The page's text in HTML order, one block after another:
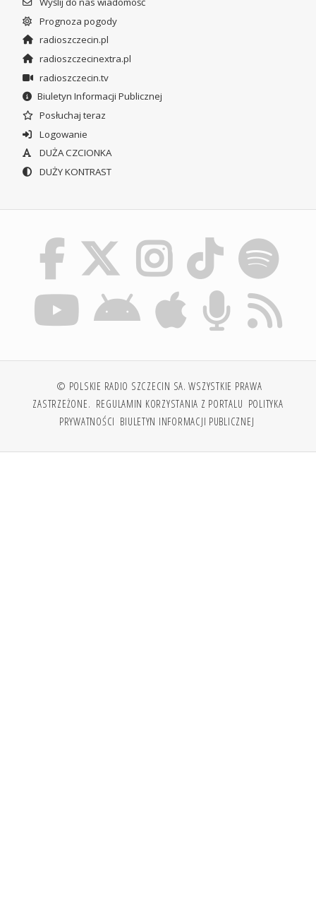
Prognoza pogody
radioszczecin.pl
radioszczecinextra.pl
radioszczecin.tv
Biuletyn Informacji Publicznej
Posłuchaj teraz
Logowanie
DUŻA CZCIONKA
DUŻY KONTRAST
© POLSKIE RADIO SZCZECIN SA. WSZYSTKIE PRAWA
ZASTRZEŻONE. REGULAMIN KORZYSTANIA Z PORTALU POLITYKA
PRYWATNOŚCI BIULETYN INFORMACJI PUBLICZNEJ